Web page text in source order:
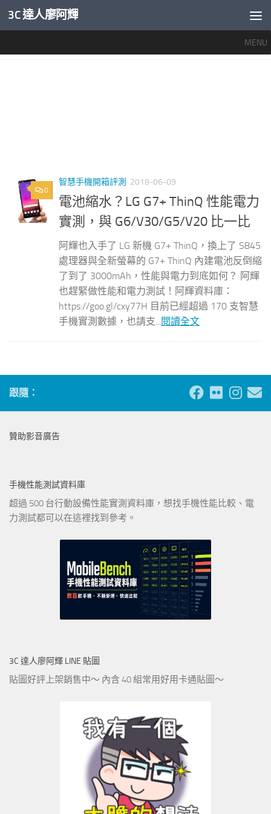
內文下方
3C 達人廖阿輝
MENU
0
智慧手機開箱評測 2018-06-09
電池縮水？LG G7+ ThinQ 性能電力
實測，與 G6/V30/G5/V20 比一比
阿輝也入手了 LG 新機 G7+ ThinQ，換上了 S845
處理器與全新螢幕的 G7+ ThinQ 內建電池反倒縮
了到了 3000mAh，性能與電力到底如何？ 阿輝
也趕緊做性能和電力測試！阿輝資料庫：
https://goo.gl/cxy77H 目前已經超過 170 支智慧
手機實測數據，也請支...閱讀全文
跟隨：
贊助影音廣告
手機性能測試資料庫
超過 500 台行動設備性能實測資料庫，想找手機性能比較、電
力測試都可以在這裡找到參考。
3C 達人廖阿輝 LINE 貼圖
貼圖好評上架銷售中～ 內含 40 組常用好用卡通貼圖～